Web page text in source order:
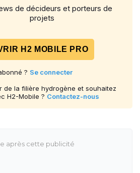
de décideurs et porteurs de
projets
H2 MOBILE PRO
? Se connecter
de la filière hydrogène et souhaitez
H2-Mobile ? Contactez-nous